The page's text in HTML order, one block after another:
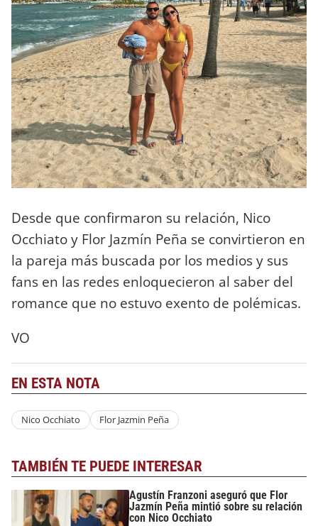
Desde que confirmaron su relación, Nico
Occhiato y Flor Jazmín Peña se convirtieron en
la pareja más buscada por los medios y sus
fans en las redes enloquecieron al saber del
romance que no estuvo exento de polémicas.
VO
EN ESTA NOTA
Nico Occhiato Flor Jazmin Peña
TAMBIÉN TE PUEDE INTERESAR
Agustín Franzoni aseguró que Flor
Jazmín Peña mintió sobre su relación
con Nico Occhiato